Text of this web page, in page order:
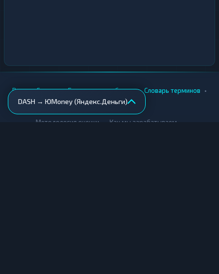
DASH → ЮMoney (Яндекс.Деньги)
Вики • Города • Безопасность обмена • Словарь терминов •
AML-проверка
Методология оценки Как мы зарабатываем